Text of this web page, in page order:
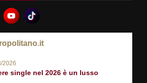
2026
single nel 2026 è un lusso